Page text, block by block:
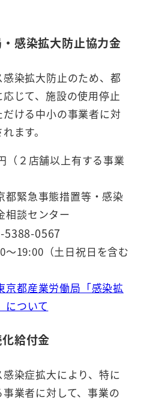
感染拡大防止協力金
染拡大防止のため、都
じて、施設の使用停止
ける中小の事業者に対
ます。
（２店舗以上有する事業
都緊急事態措置等・感染
相談センター
5388-0567
～19:00（土日祝日を含む
京都産業労働局「感染拡
について
給付金
染症拡大により、特に
業者に対して、事業の